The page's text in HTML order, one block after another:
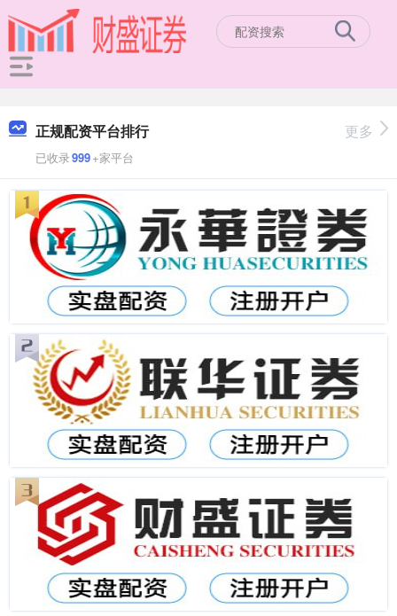
正规配资平台排行
已收录999+家平台
更多